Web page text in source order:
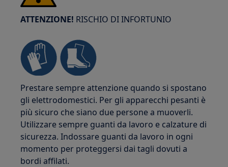
ATTENZIONE! RISCHIO DI INFORTUNIO
Prestare sempre attenzione quando si spostano
gli elettrodomestici. Per gli apparecchi pesanti è
più sicuro che siano due persone a muoverli.
Utilizzare sempre guanti da lavoro e calzature di
sicurezza. Indossare guanti da lavoro in ogni
momento per proteggersi dai tagli dovuti a
bordi affilati.